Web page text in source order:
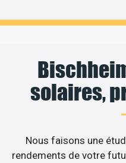
solaires,
Nous faisons une
rendements de votre